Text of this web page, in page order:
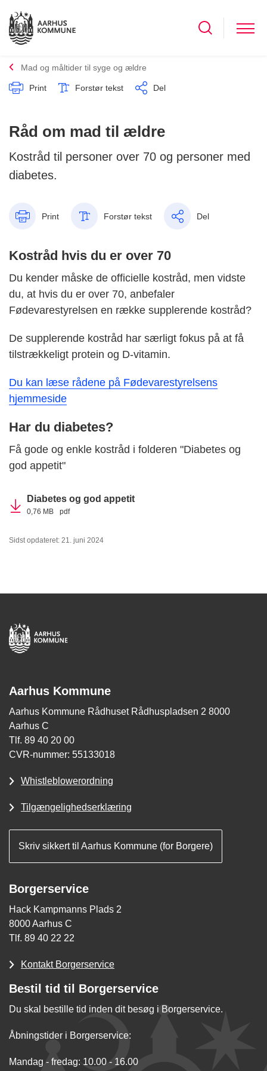
Mad og måltider til syge og ældre
Print Forstør tekst Del
Råd om mad til ældre
Kostråd til personer over 70 og personer med
diabetes.
Print Forstør tekst Del
Kostråd hvis du er over 70
Du kender måske de officielle kostråd, men vidste
du, at hvis du er over 70, anbefaler
Fødevarestyrelsen en række supplerende kostråd?
De supplerende kostråd har særligt fokus på at få
tilstrækkeligt protein og D-vitamin.
Du kan læse rådene på Fødevarestyrelsens
hjemmeside
Har du diabetes?
Få gode og enkle kostråd i folderen "Diabetes og
god appetit"
Diabetes og god appetit
0,76 MB pdf
Sidst opdateret: 21. juni 2024
Aarhus Kommune
Aarhus Kommune Rådhuset Rådhuspladsen 2 8000
Aarhus C
Tlf. 89 40 20 00
CVR-nummer: 55133018
Whistleblowerordning
Tilgængelighedserklæring
Skriv sikkert til Aarhus Kommune (for Borgere)
Borgerservice
Hack Kampmanns Plads 2
8000 Aarhus C
Tlf. 89 40 22 22
Kontakt Borgerservice
Bestil tid til Borgerservice
Du skal bestille tid inden dit besøg i Borgerservice.
Åbningstider i Borgerservice:
Mandag - fredag: 10.00 - 16.00